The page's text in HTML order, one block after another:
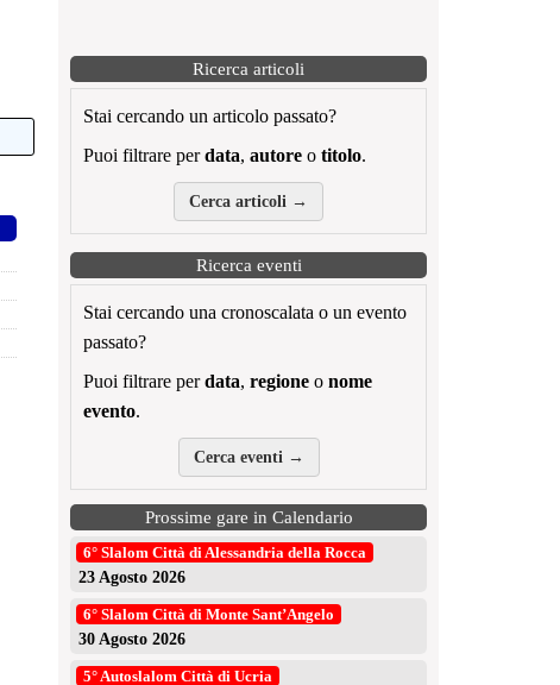
Ricerca articoli
Stai cercando un articolo passato?
Puoi filtrare perdata, autore o titolo.
Cerca articoli →
Ricerca eventi
Stai cercando una cronoscalata o un evento
passato?
Puoi filtrare perdata, regione o nome
evento.
Cerca eventi →
Prossime gare in Calendario
6° Slalom Città di Alessandria della Rocca
23 Agosto 2026
6° Slalom Città di Monte Sant’Angelo
30 Agosto 2026
5° Autoslalom Città di Ucria